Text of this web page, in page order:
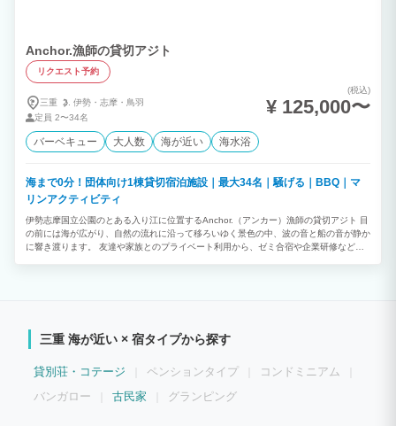
Anchor.漁師の貸切アジト
リクエスト予約
三重 伊勢・ 志摩・ 鳥羽
定員 2〜34名
(税込)
¥ 125,000〜
バーベキュー 大人数 海が近い 海水浴
海まで0分！団体向け1棟貸切宿泊施設｜最大34名｜騒げる｜BBQ｜マ
リンアクティビティ
伊勢志摩国立公園のとある入り江に位置するAnchor.（アンカー）漁師の貸切アジト 目
の前には海が広がり、自然の流れに沿って移ろいゆく景色の中、波の音と船の音が静か
に響き渡ります。 友達や家族とのプライベート利用から、ゼミ合宿や企業研修などの
り、桟橋イカダから海へのエントリーが可能です。 カヤック、SUP、釣り竿などのレ
で、伊勢志摩ならではの自然とその恵みを、ぜひ体感しにきてください。 ★みんなで
ワイワイ騒いでも大丈夫♪ 当施設の前には海が広がっているため、周囲を気にし過ぎる
ことなく、ある程度の音出しや大きな声で騒いじゃっても大丈夫です。 ※屋外や施設
三重 海が近い × 宿タイプから探す
貸別荘・コテージ ペンションタイプ
コンドミニアム
バンガロー
古民家 グランピング